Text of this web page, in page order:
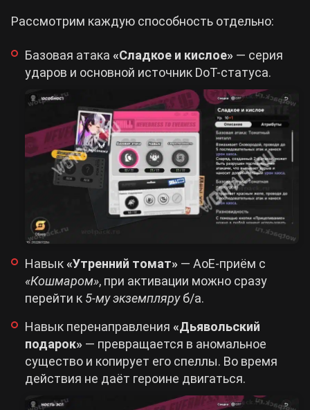
Рассмотрим каждую способность отдельно:
Базовая атака «Сладкое и кислое» — серия
ударов и основной источник DoT-статуса.
Навык«Утренний томат» — АоЕ-приём с
«Кошмаром», при активации можно сразу
перейти к 5-му экземпляруб/а.
Навык перенаправления «Дьявольский
подарок» — превращается в аномальное
существо и копирует его спеллы. Во время
действия не даёт героине двигаться.